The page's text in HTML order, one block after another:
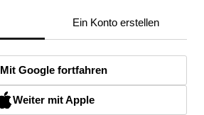
Ein Konto erstellen
Mit Google fortfahren
Weiter mit Apple